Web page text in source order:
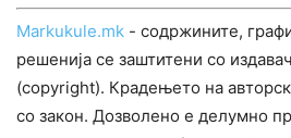
Markukule.mk - содржините,
решенија се заштитени со
(copyright). Крадењето на
со закон. Дозволено е делумно